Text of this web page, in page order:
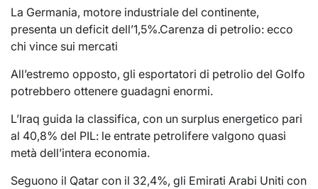
La Germania, motore industriale del continente,
presenta un deficit dell’1,5%.Carenza di petrolio: ecco
chi vince sui mercati
All’estremo opposto, gli esportatori di petrolio del Golfo
potrebbero ottenere guadagni enormi.
L’Iraq guida la classifica, con un surplus energetico pari
al 40,8% del PIL: le entrate petrolifere valgono quasi
metà dell’intera economia.
Seguono il Qatar con il 32,4%, gli Emirati Arabi Uniti con